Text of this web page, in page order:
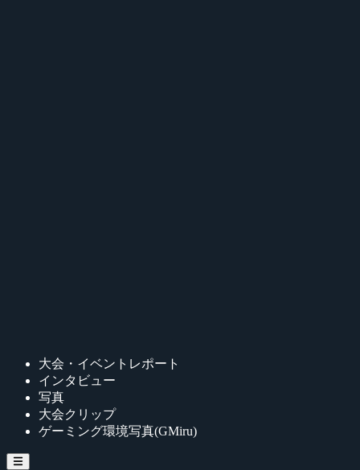
大会・イベントレポート
インタビュー
写真
大会クリップ
ゲーミング環境写真(GMiru)